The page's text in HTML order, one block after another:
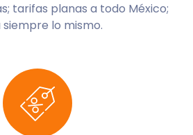
tarifas planas a todo México;
siempre lo mismo.